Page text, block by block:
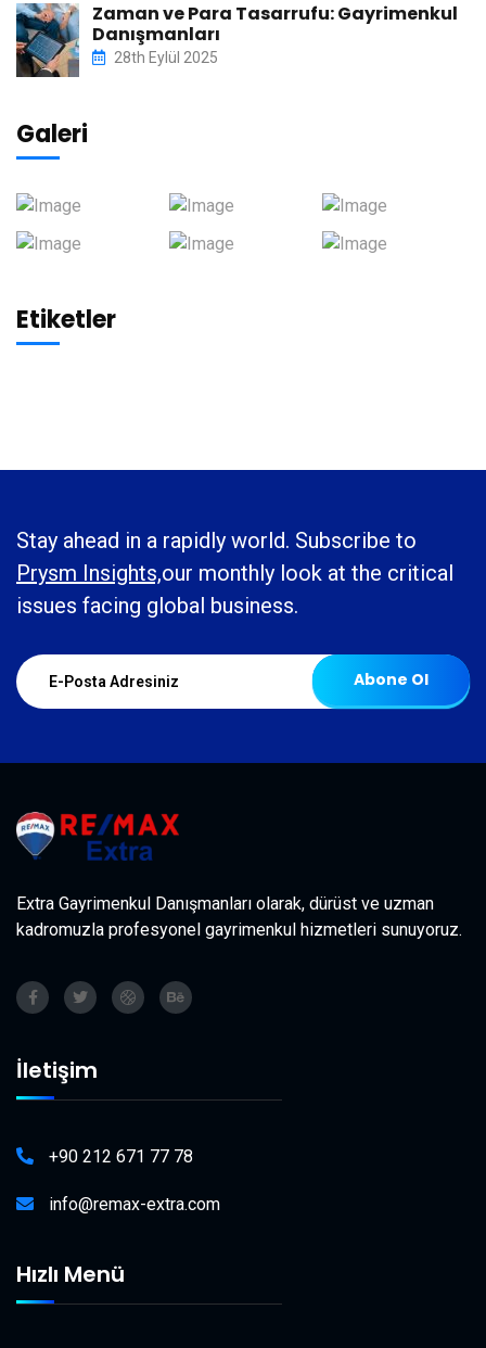
Zaman ve Para Tasarrufu: Gayrimenkul
Danışmanları
28th Eylül 2025
Galeri
Etiketler
Stay ahead in a rapidly world. Subscribe to
Prysm Insights,our monthly look at the critical
issues facing global business.
Abone Ol
Extra Gayrimenkul Danışmanları olarak, dürüst ve uzman
kadromuzla profesyonel gayrimenkul hizmetleri sunuyoruz.
İletişim
+90 212 671 77 78
info@remax-extra.com
Hızlı Menü